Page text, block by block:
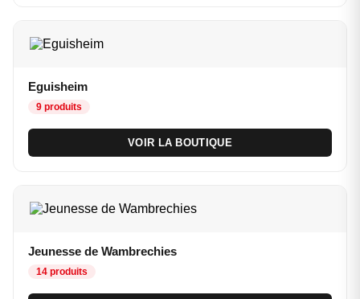
Eguisheim
9 produits
VOIR LA BOUTIQUE
Jeunesse de Wambrechies
14 produits